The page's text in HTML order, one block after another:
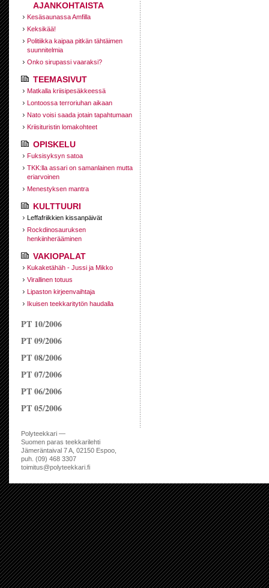
AJANKOHTAISTA
Kesäsaunassa Amfilla
Keksikää!
Politiikka kaipaa pitkän tähtäimen
suunnitelmia
Onko sirupassi vaaraksi?
TEEMASIVUT
Matkalla kriisipesäkkeessä
Lontoossa terroriuhan aikaan
Nato voisi saada jotain tapahtumaan
Kriisituristin lomakohteet
OPISKELU
Fuksisyksyn satoa
TKK:lla assari on samanlainen mutta
eriarvoinen
Menestyksen mantra
KULTTUURI
Leffafriikkien kissanpäivät
Rockdinosauruksen
henkiinherääminen
VAKIOPALAT
Kukaketähäh - Jussi ja Mikko
Virallinen totuus
Lipaston kirjeenvaihtaja
Ikuisen teekkaritytön haudalla
PT 10/2006
PT 09/2006
PT 08/2006
PT 07/2006
PT 06/2006
PT 05/2006
Polyteekkari —
Suomen paras teekkarilehti
Jämeräntaival 7 A, 02150 Espoo,
puh. (09) 468 3307
toimitus@polyteekkari.fi